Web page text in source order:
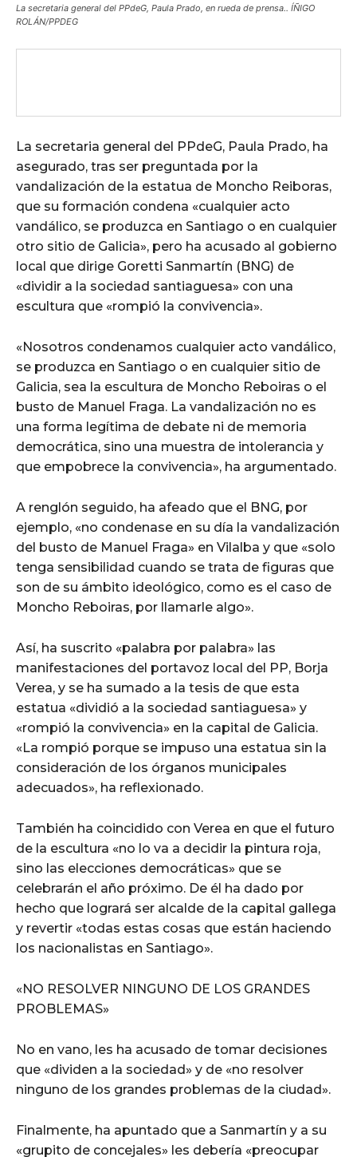
La secretaria general del PPdeG, Paula Prado, en rueda de prensa.. ÍÑIGO
ROLÁN/PPDEG
La secretaria general del PPdeG, Paula Prado, ha
asegurado, tras ser preguntada por la
vandalización de la estatua de Moncho Reiboras,
que su formación condena «cualquier acto
vandálico, se produzca en Santiago o en cualquier
otro sitio de Galicia», pero ha acusado al gobierno
local que dirige Goretti Sanmartín (BNG) de
«dividir a la sociedad santiaguesa» con una
escultura que «rompió la convivencia».
«Nosotros condenamos cualquier acto vandálico,
se produzca en Santiago o en cualquier sitio de
Galicia, sea la escultura de Moncho Reboiras o el
busto de Manuel Fraga. La vandalización no es
una forma legítima de debate ni de memoria
democrática, sino una muestra de intolerancia y
que empobrece la convivencia», ha argumentado.
A renglón seguido, ha afeado que el BNG, por
ejemplo, «no condenase en su día la vandalización
del busto de Manuel Fraga» en Vilalba y que «solo
tenga sensibilidad cuando se trata de figuras que
son de su ámbito ideológico, como es el caso de
Moncho Reboiras, por llamarle algo».
Así, ha suscrito «palabra por palabra» las
manifestaciones del portavoz local del PP, Borja
Verea, y se ha sumado a la tesis de que esta
estatua «dividió a la sociedad santiaguesa» y
«rompió la convivencia» en la capital de Galicia.
«La rompió porque se impuso una estatua sin la
consideración de los órganos municipales
adecuados», ha reflexionado.
También ha coincidido con Verea en que el futuro
de la escultura «no lo va a decidir la pintura roja,
sino las elecciones democráticas» que se
celebrarán el año próximo. De él ha dado por
hecho que logrará ser alcalde de la capital gallega
y revertir «todas estas cosas que están haciendo
los nacionalistas en Santiago».
«NO RESOLVER NINGUNO DE LOS GRANDES
PROBLEMAS»
No en vano, les ha acusado de tomar decisiones
que «dividen a la sociedad» y de «no resolver
ninguno de los grandes problemas de la ciudad».
Finalmente, ha apuntado que a Sanmartín y a su
«grupito de concejales» les debería «preocupar